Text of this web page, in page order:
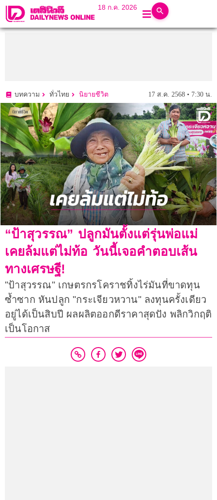
18 ก.ค. 2026
บทความ ทั่วไทย นิยายชีวิต 17 ส.ค. 2568 • 7:30 น.
“ป้าสุวรรณ” ปลูกมันตั้งแต่รุ่นพ่อแม่
เคยล้มแต่ไม่ท้อ วันนี้เจอคำตอบเส้น
ทางเศรษฐี!
"ป้าสุวรรณ" เกษตรกรโคราชทิ้งไร่มันที่ขาดทุน
ซ้ำซาก หันปลูก "กระเจียวหวาน" ลงทุนครั้งเดียว
อยู่ได้เป็นสิบปี ผลผลิตออกดีราคาสุดปัง พลิกวิกฤติ
เป็นโอกาส